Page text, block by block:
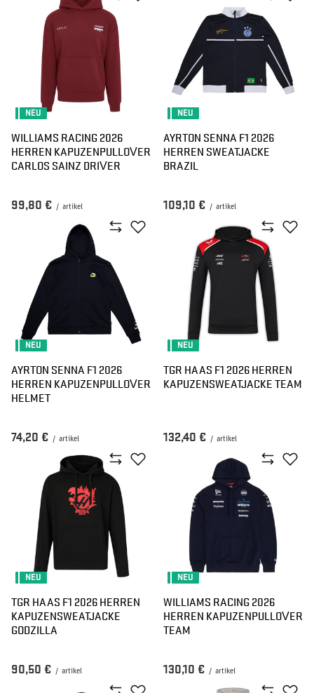
NEU
WILLIAMS RACING 2026
HERREN KAPUZENPULLOVER
CARLOS SAINZ DRIVER
99,80 € / artikel
NEU
AYRTON SENNA F1 2026
HERREN SWEATJACKE
BRAZIL
109,10 € / artikel
NEU
AYRTON SENNA F1 2026
HERREN KAPUZENPULLOVER
HELMET
74,20 € / artikel
NEU
TGR HAAS F1 2026 HERREN
KAPUZENSWEATJACKE TEAM
132,40 € / artikel
NEU
TGR HAAS F1 2026 HERREN
KAPUZENSWEATJACKE
GODZILLA
90,50 € / artikel
NEU
WILLIAMS RACING 2026
HERREN KAPUZENPULLOVER
TEAM
130,10 € / artikel